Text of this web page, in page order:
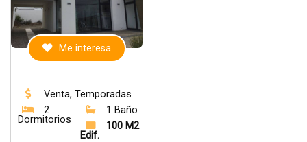
Olvidé mi clave
Me interesa
Venta, Temporadas
2
Dormitorios
1 Baño
100 M2
Edif.